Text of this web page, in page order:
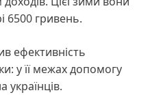
6500 гривень.
ефективність
у її межах допомогу